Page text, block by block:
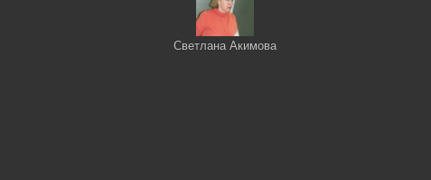
Светлана Акимова